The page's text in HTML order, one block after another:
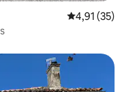
4,91 av 5 i
4,91 (35)